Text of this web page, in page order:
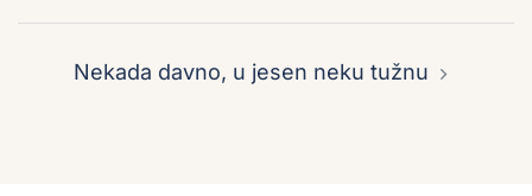
Nekada davno, u jesen neku tužnu